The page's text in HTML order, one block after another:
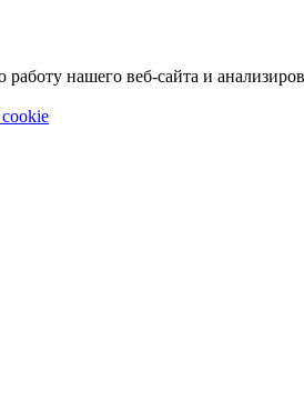
нашего веб-сайта и